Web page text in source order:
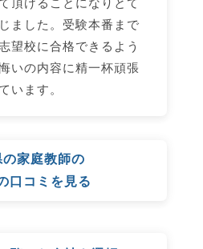
頂けることになりとて
ました。受験本番まで
望校に合格できるよう
いの内容に精一杯頑張
います。
の家庭教師の
口コミを見る